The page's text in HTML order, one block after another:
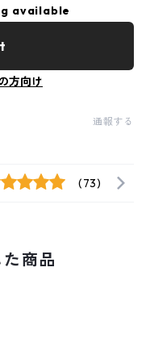
available
方向け
通報する
(73)
商品